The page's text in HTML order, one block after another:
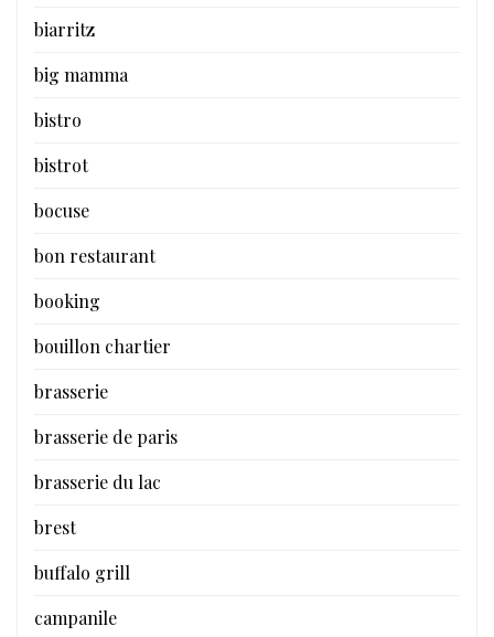
biarritz
big mamma
bistro
bistrot
bocuse
bon restaurant
booking
bouillon chartier
brasserie
brasserie de paris
brasserie du lac
brest
buffalo grill
campanile